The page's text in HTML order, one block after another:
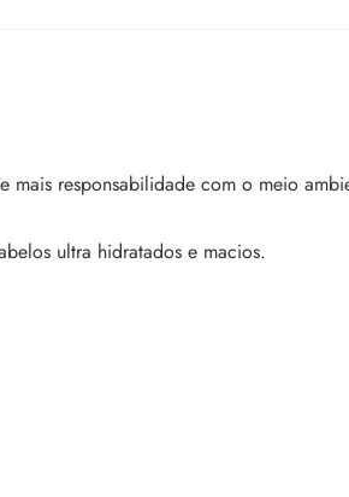
mais responsabilidade com o meio
ultra hidratados e macios.